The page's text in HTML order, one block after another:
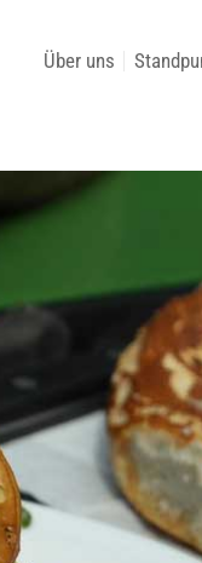
Über uns